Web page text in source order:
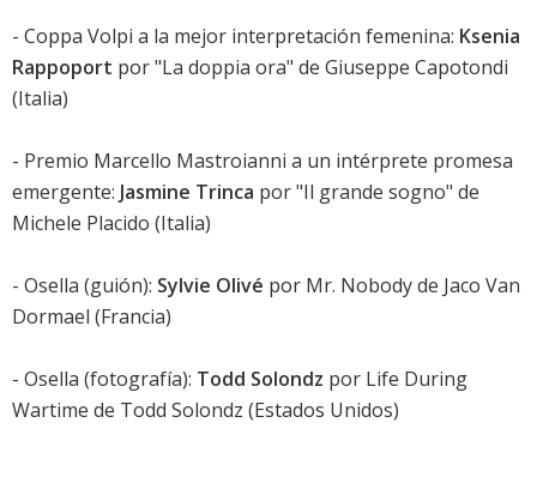
- Coppa Volpi a la mejor interpretación femenina: Ksenia
Rappoport por "La doppia ora" de Giuseppe Capotondi
(Italia)
- Premio Marcello Mastroianni a un intérprete promesa
emergente: Jasmine Trinca por "Il grande sogno" de
Michele Placido (Italia)
- Osella (guión): Sylvie Olivé por Mr. Nobodyde Jaco Van
Dormael (Francia)
- Osella (fotografía): Todd Solondz por Life During
Wartime de Todd Solondz (Estados Unidos)